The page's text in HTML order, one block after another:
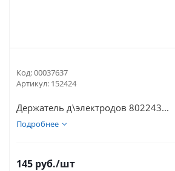
Код:00037637
Артикул: 152424
Держатель д\электродов 802243...
Подробнее
145 руб./шт